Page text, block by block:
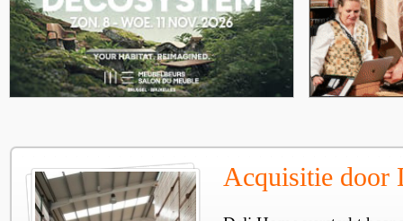
Acquisitie door